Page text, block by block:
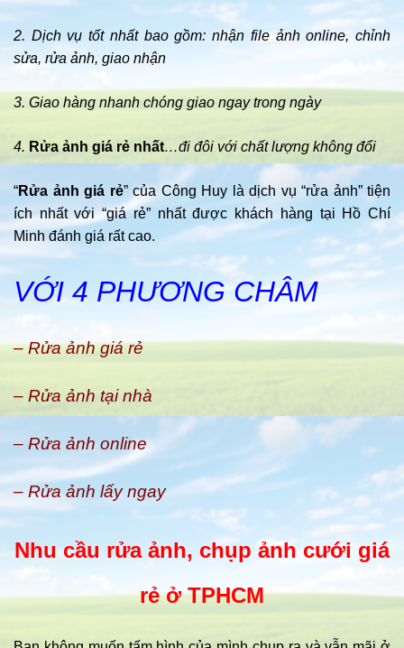
2. Dịch vụ tốt nhất bao gồm: nhận file ảnh online, chỉnh
sửa, rửa ảnh, giao nhận
3. Giao hàng nhanh chóng giao ngay trong ngày
4. Rửa ảnh giá rẻ nhất…đi đôi với chất lượng không đổi
“Rửa ảnh giá rẻ” của Công Huy là dịch vụ “rửa ảnh” tiện
ích nhất với “giá rẻ” nhất được khách hàng tại Hồ Chí
Minh đánh giá rất cao.
VỚI 4 PHƯƠNG CHÂM
– Rửa ảnh giá rẻ
– Rửa ảnh tại nhà
– Rửa ảnh online
– Rửa ảnh lấy ngay
Nhu cầu rửa ảnh, chụp ảnh cưới giá
rẻ ở TPHCM